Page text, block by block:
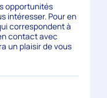
opportunités
intéresser. Pour en
correspondent à
contact avec
un plaisir de vous